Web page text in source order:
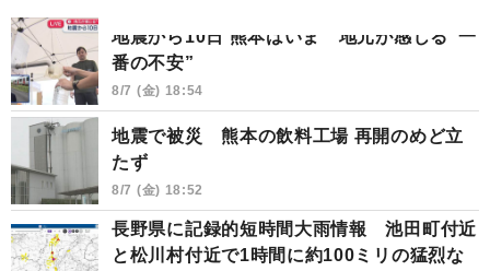
地震から10日 熊本はいま 地元が感じる“一
番の不安”
8/7 (金) 18:54
地震で被災 熊本の飲料工場 再開のめど立
たず
8/7 (金) 18:52
長野県に記録的短時間大雨情報 池田町付近
と松川村付近で1時間に約100ミリの猛烈な